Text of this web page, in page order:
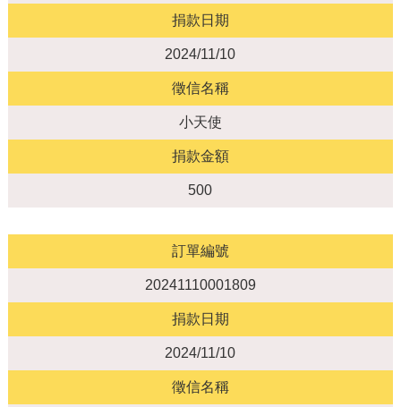
捐款日期
2024/11/10
徵信名稱
小天使
捐款金額
500
訂單編號
20241110001809
捐款日期
2024/11/10
徵信名稱